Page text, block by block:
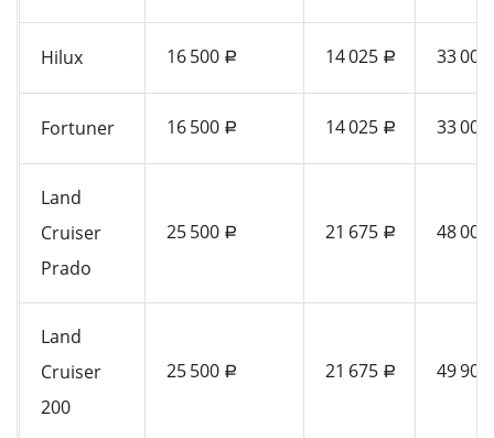
Hilux 16 500 a 14 025 a 33 000
Fortuner 16 500 a 14 025 a 33 000
Land
Cruiser
Prado
25 500 a 21 675 a 48 000
Land
Cruiser
200
25 500 a 21 675 a 49 900